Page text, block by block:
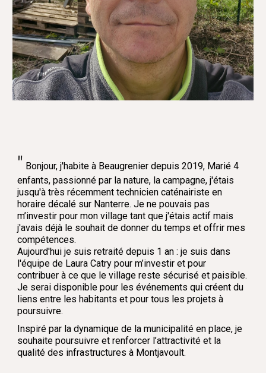
" Bonjour, j'habite à Beaugrenier depuis 2019, Marié 4
enfants, passionné par la nature, la campagne, j'étais
jusqu'à très récemment technicien caténairiste en
horaire décalé sur Nanterre. Je ne pouvais pas
m’investir pour mon village tant que j'étais actif mais
j'avais déjà le souhait de donner du temps et offrir mes
compétences.
Aujourd'hui je suis retraité depuis 1 an : je suis dans
l'équipe de Laura Catry pour m’investir et pour
contribuer à ce que le village reste sécurisé et paisible.
Je serai disponible pour les événements qui créent du
liens entre les habitants et pour tous les projets à
poursuivre.
Inspiré par la dynamique de la municipalité en place, je
souhaite poursuivre et renforcer l’attractivité et la
qualité des infrastructures à Montjavoult.